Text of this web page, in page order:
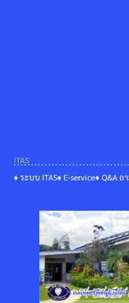
ITAS
♦ ระบบ ITAS♦ E-service♦ Q&A ถ